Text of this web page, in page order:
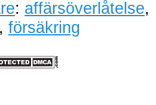
: affärsöverlåtelse,
, försäkring